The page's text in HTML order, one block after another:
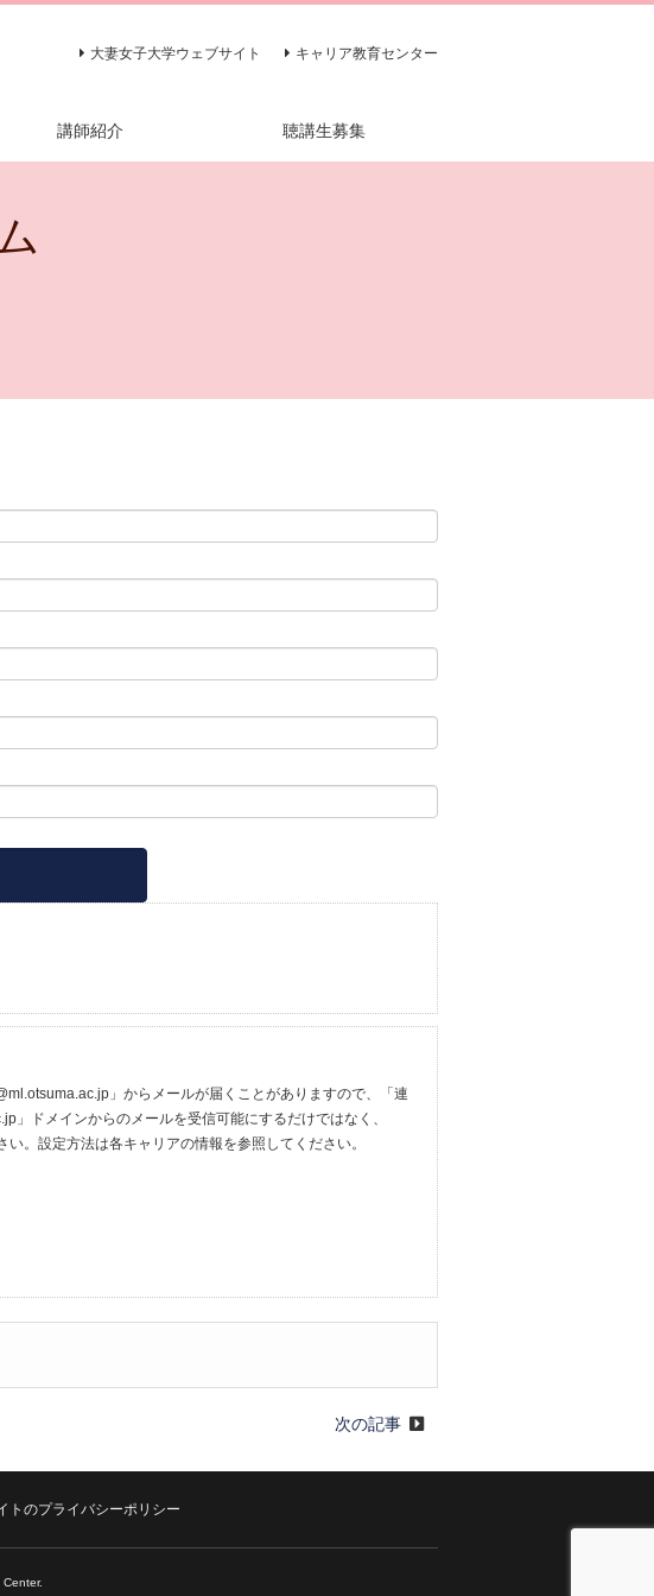
大妻女子大学ウェブサイト キャリア教育センター
講師紹介 聴講生募集
」からメールが届くことがありますので、「連
ドメインからのメールを受信可能にするだけではなく、
。設定方法は各キャリアの情報を参照してください。
次の記事
トのプライバシーポリシー